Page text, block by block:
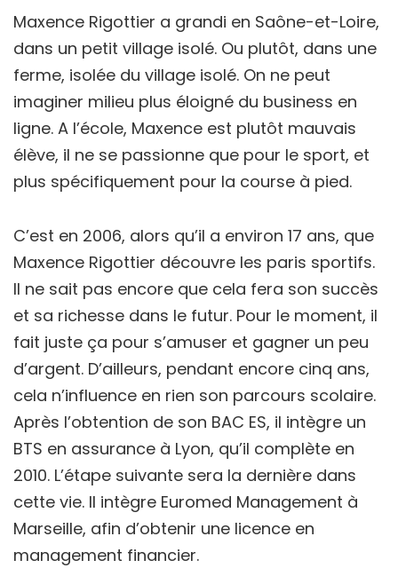
Maxence Rigottier a grandi en Saône-et-Loire,
dans un petit village isolé. Ou plutôt, dans une
ferme, isolée du village isolé. On ne peut
imaginer milieu plus éloigné du business en
ligne. A l’école, Maxence est plutôt mauvais
élève, il ne se passionne que pour le sport, et
plus spécifiquement pour la course à pied.
C’est en 2006, alors qu’il a environ 17 ans, que
Maxence Rigottier découvre les paris sportifs.
Il ne sait pas encore que cela fera son succès
et sa richesse dans le futur. Pour le moment, il
fait juste ça pour s’amuser et gagner un peu
d’argent. D’ailleurs, pendant encore cinq ans,
cela n’influence en rien son parcours scolaire.
Après l’obtention de son BAC ES, il intègre un
BTS en assurance à Lyon, qu’il complète en
2010. L’étape suivante sera la dernière dans
cette vie. Il intègre Euromed Management à
Marseille, afin d’obtenir une licence en
management financier.